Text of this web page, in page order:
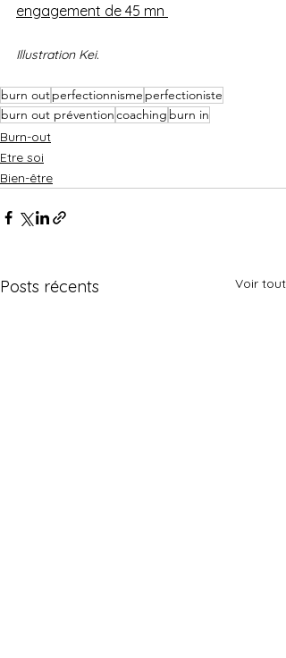
engagement de 45 mn
Illustration Kei.
burn outperfectionnisme perfectioniste
burn out préventioncoaching burn in
Burn-out
Etre soi
Bien-être
Posts récents Voir tout